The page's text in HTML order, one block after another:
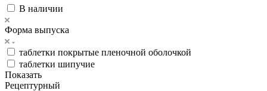
В наличии
Форма выпуска
таблетки покрытые пленочной оболочкой
таблетки шипучие
Показать
Рецептурный